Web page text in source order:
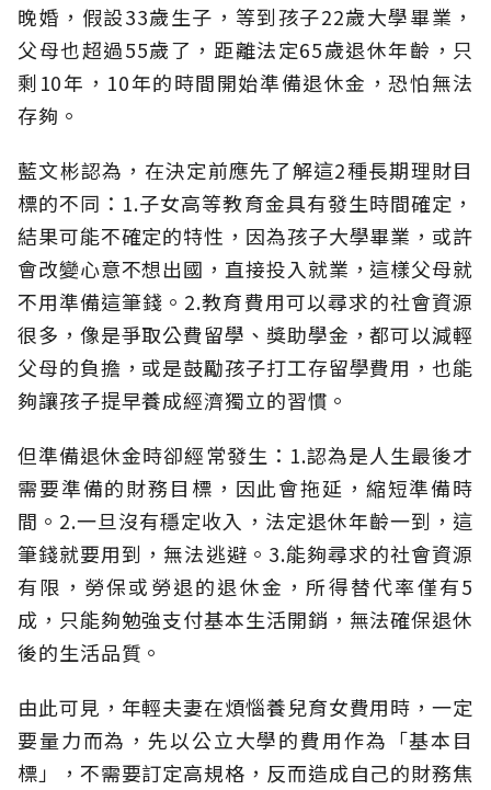
晚婚，假設33歲生子，等到孩子22歲大學畢業，
父母也超過55歲了，距離法定65歲退休年齡，只
剩10年，10年的時間開始準備退休金，恐怕無法
存夠。
藍文彬認為，在決定前應先了解這2種長期理財目
標的不同：1.子女高等教育金具有發生時間確定，
結果可能不確定的特性，因為孩子大學畢業，或許
會改變心意不想出國，直接投入就業，這樣父母就
不用準備這筆錢。2.教育費用可以尋求的社會資源
很多，像是爭取公費留學、獎助學金，都可以減輕
父母的負擔，或是鼓勵孩子打工存留學費用，也能
夠讓孩子提早養成經濟獨立的習慣。
但準備退休金時卻經常發生：1.認為是人生最後才
需要準備的財務目標，因此會拖延，縮短準備時
間。2.一旦沒有穩定收入，法定退休年齡一到，這
筆錢就要用到，無法逃避。3.能夠尋求的社會資源
有限，勞保或勞退的退休金，所得替代率僅有5
成，只能夠勉強支付基本生活開銷，無法確保退休
後的生活品質。
由此可見，年輕夫妻在煩惱養兒育女費用時，一定
要量力而為，先以公立大學的費用作為「基本目
標」，不需要訂定高規格，反而造成自己的財務焦